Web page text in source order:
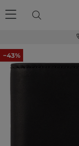
−43%